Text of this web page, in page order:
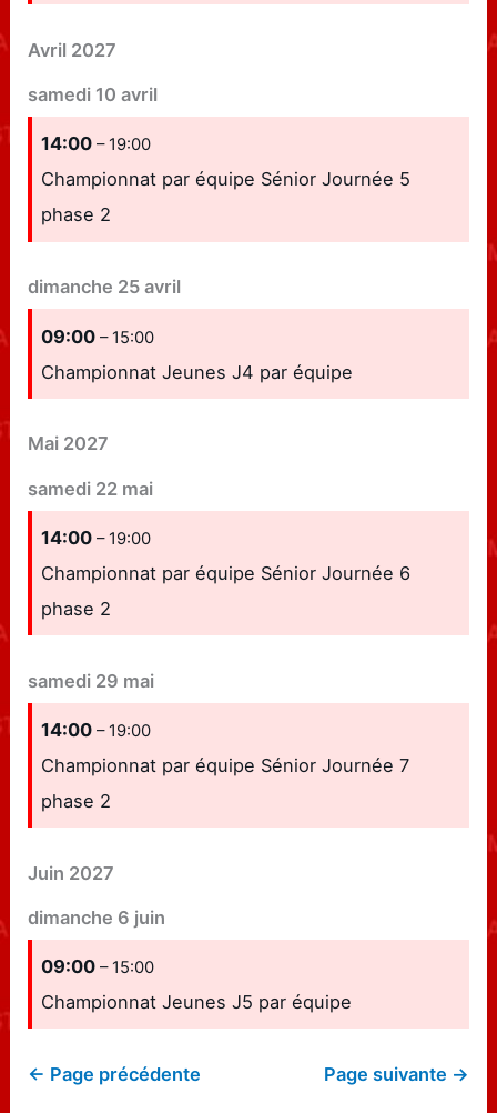
Avril 2027
samedi 10 avril
14:00– 19:00
Championnat par équipe Sénior Journée 5
phase 2
dimanche 25 avril
09:00– 15:00
Championnat Jeunes J4 par équipe
Mai 2027
samedi 22 mai
14:00– 19:00
Championnat par équipe Sénior Journée 6
phase 2
samedi 29 mai
14:00– 19:00
Championnat par équipe Sénior Journée 7
phase 2
Juin 2027
dimanche 6 juin
09:00– 15:00
Championnat Jeunes J5 par équipe
← Page précédente Page suivante →